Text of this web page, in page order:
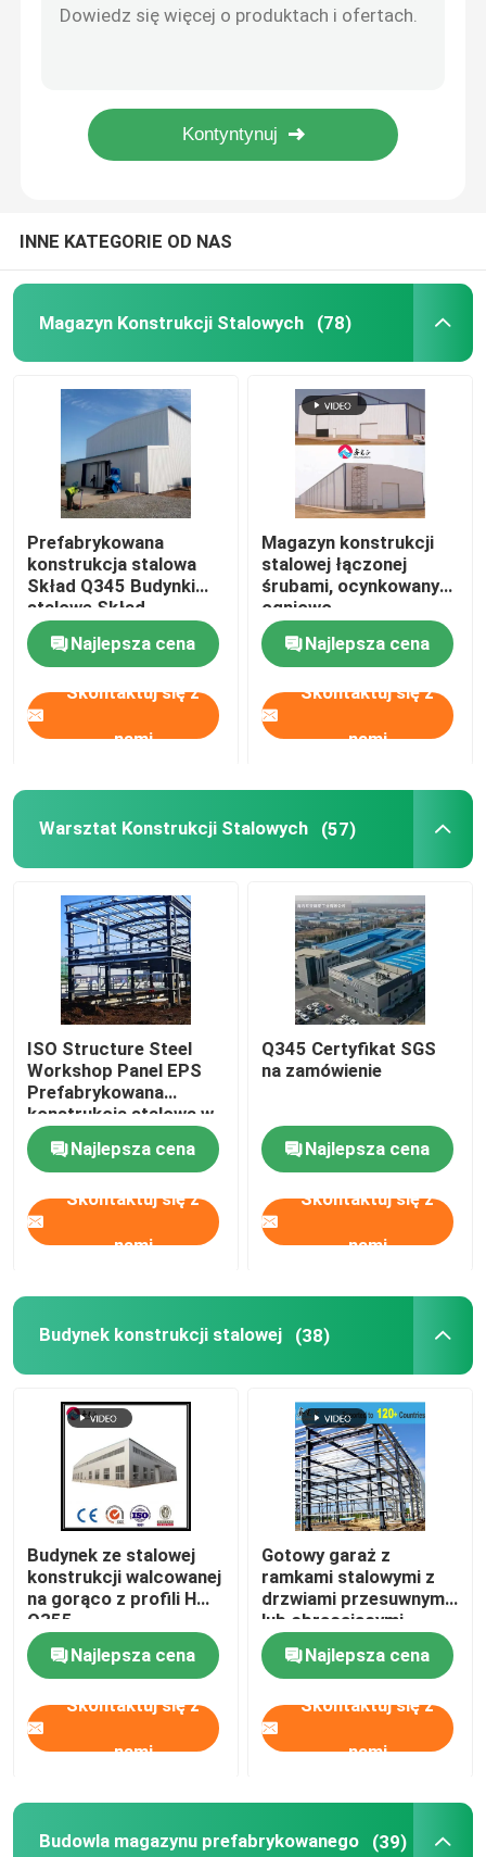
Budynek konstrukcji stalowej
Budynki biurowe ze stali
Wyrobek stalowy konstrukcyjny
Sala wystawiennicza konstrukcji stalowych
Domy prefabrykowane ze stali
Materiał konstrukcyjny ze stali
System klatki dla kurczaków brojlerów
INNE KATEGORIE OD NAS
Magazyn Konstrukcji Stalowych (78)
Prefabrykowana
konstrukcja stalowa
Skład Q345 Budynki
stalowe Skład
Najlepsza cena
Skontaktuj się z
nami
Magazyn konstrukcji
stalowej łączonej
śrubami, ocynkowany
ogniowo
Najlepsza cena
Skontaktuj się z
nami
Warsztat Konstrukcji Stalowych (57)
ISO Structure Steel
Workshop Panel EPS
Prefabrykowana
konstrukcja stalowa w
kształcie H
Najlepsza cena
Skontaktuj się z
nami
Q345 Certyfikat SGS
na zamówienie
Najlepsza cena
Skontaktuj się z
nami
Budynek konstrukcji stalowej (38)
Budynek ze stalowej
konstrukcji walcowanej
na gorąco z profili H
Q355
Najlepsza cena
Skontaktuj się z
nami
Gotowy garaż z
ramkami stalowymi z
drzwiami przesuwnymi
lub obracającymi
Najlepsza cena
Skontaktuj się z
nami
Budowla magazynu prefabrykowanego (39)